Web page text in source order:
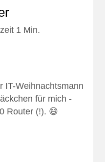
1 Min.
IT-Weihnachtsmann
für mich -
Router (!). 😄